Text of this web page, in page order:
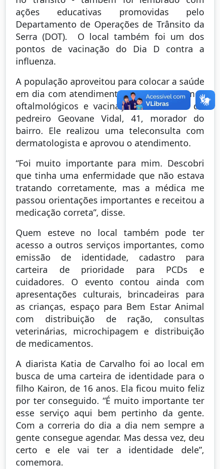
ações educativas promovidas pelo
Departamento de Operações de Trânsito da
Serra (DOT). O local também foi um dos
pontos de vacinação do Dia D contra a
influenza.
A população aproveitou para colocar a saúde
em dia com atendimentos médicos, exames
oftalmológicos e vacinação. Foi o caso do
pedreiro Geovane Vidal, 41, morador do
bairro. Ele realizou uma teleconsulta com
dermatologista e aprovou o atendimento.
“Foi muito importante para mim. Descobri
que tinha uma enfermidade que não estava
tratando corretamente, mas a médica me
passou orientações importantes e receitou a
medicação correta”, disse.
Quem esteve no local também pode ter
acesso a outros serviços importantes, como
emissão de identidade, cadastro para
carteira de prioridade para PCDs e
cuidadores. O evento contou ainda com
apresentações culturais, brincadeiras para
as crianças, espaço para Bem Estar Animal
com distribuição de ração, consultas
veterinárias, microchipagem e distribuição
de medicamentos.
A diarista Katia de Carvalho foi ao local em
busca de uma carteira de identidade para o
filho Kairon, de 16 anos. Ela ficou muito feliz
por ter conseguido. “É muito importante ter
esse serviço aqui bem pertinho da gente.
Com a correria do dia a dia nem sempre a
gente consegue agendar. Mas dessa vez, deu
certo e ele vai ter a identidade dele”,
comemora.